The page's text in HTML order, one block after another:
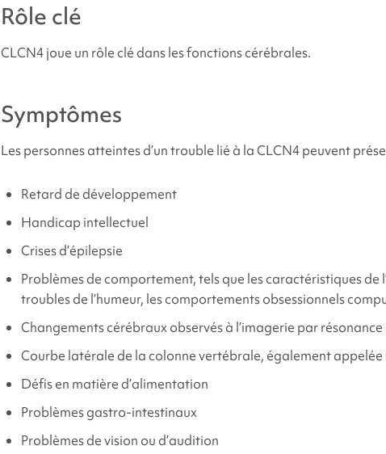
2) Femmes présentant une nouvelle variante génétique du gène
3) Femmes présentant une variante génétique héréditaire du
transmission inconnue.
Où puis-je trouver du soutien et des ressources ?
Rôle clé
CLCN4 joue un rôle clé dans les fonctions cérébrales.
Symptômes
Les personnes atteintes d’un trouble lié à la CLCN4 peuvent
Retard de développement
Handicap intellectuel
Crises d’épilepsie
Problèmes de comportement, tels que les caractéristiques de
troubles de l’humeur, les comportements obsessionnels
Changements cérébraux observés à l’imagerie par
Courbe latérale de la colonne vertébrale, également appelée
Défis en matière d’alimentation
Problèmes gastro-intestinaux
Problèmes de vision ou d’audition